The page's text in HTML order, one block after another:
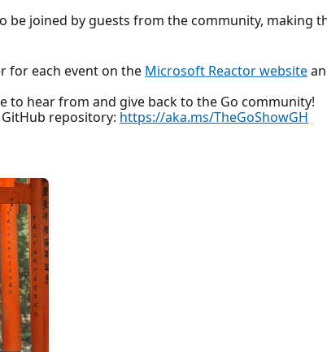
be joined by guests from the community, making
for each event on the Microsoft Reactor website
to hear from and give back to the Go community!
repository: https://aka.ms/TheGoShowGH